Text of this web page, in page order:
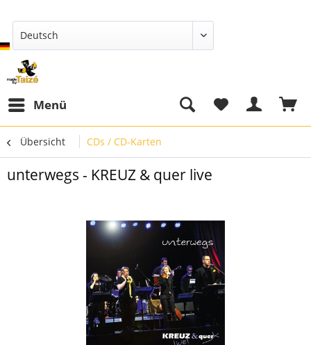
Deutsch
Menü
Übersicht CDs / CD-Karten
unterwegs - KREUZ & quer live